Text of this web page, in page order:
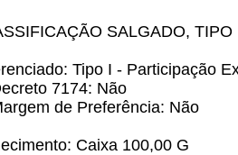
SALGADO,
Tipo I - Participação
7174: Não
de Preferência: Não
Caixa 100,00 G